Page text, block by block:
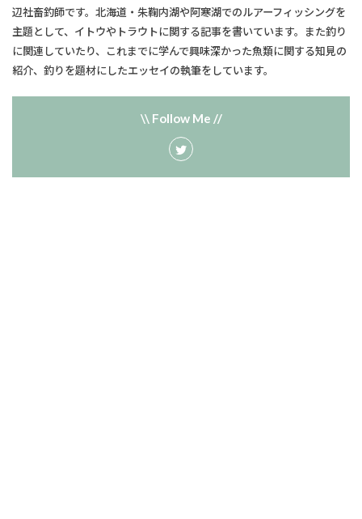
辺社畜釣師です。北海道・朱鞠内湖や阿寒湖でのルアーフィッシングを
主題として、​イトウやトラウトに関する記事を書いています。また釣り
に関連していたり、​これまでに学んで興味深かった魚類に関する知見の
紹介、釣りを題材にしたエッセイの執筆をしています。
\\ Follow Me //